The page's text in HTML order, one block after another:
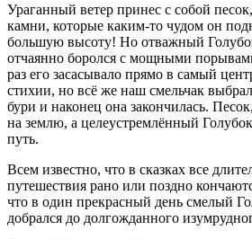
Ураганный ветер принес с собой
камни, которые каким-то чудом он
большую высоту! Но отважный
отчаянно боролся с мощными
раз его засасывало прямо в самый
стихии, но всё же наш смельчак
бури и наконец она закончилась.
на землю, а целеустремлённый
путь.
Всем известно, что в сказках все
путешествия рано или поздно
что в один прекрасный день смелый
добрался до долгожданного